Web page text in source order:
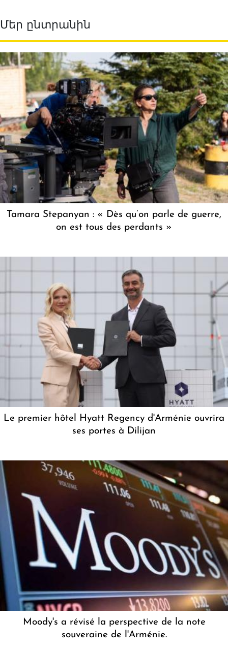
Մեր ընտրանին
Tamara Stepanyan : « Dès qu’on parle de guerre,
on est tous des perdants »
Le premier hôtel Hyatt Regency d'Arménie ouvrira
ses portes à Dilijan
Moody's a révisé la perspective de la note
souveraine de l'Arménie.